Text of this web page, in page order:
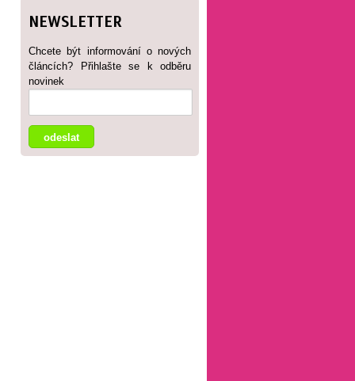
NEWSLETTER
Chcete být informování o nových
článcích? Přihlašte se k odběru
novinek